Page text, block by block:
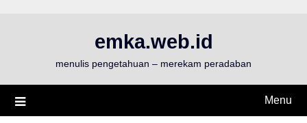
emka.web.id
menulis pengetahuan – merekam peradaban
Menu